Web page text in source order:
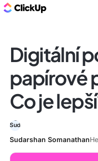
Digitální
papírové
Co je
Sudarshan Somanathan